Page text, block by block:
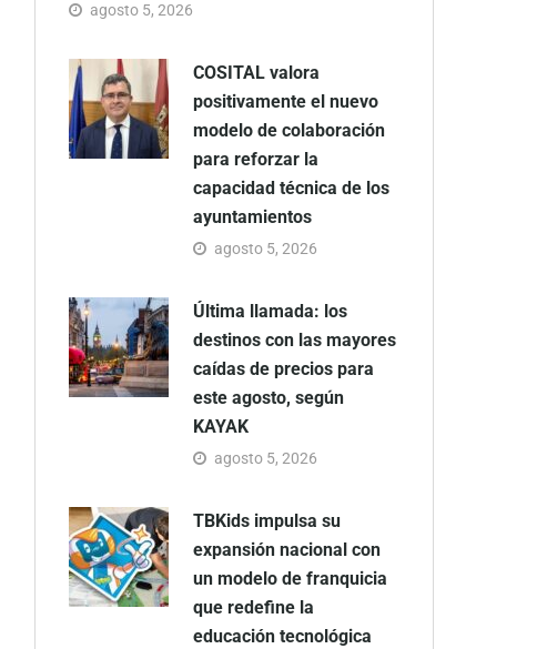
agosto 5, 2026
COSITAL valora
positivamente el nuevo
modelo de colaboración
para reforzar la
capacidad técnica de los
ayuntamientos
agosto 5, 2026
Última llamada: los
destinos con las mayores
caídas de precios para
este agosto, según
KAYAK
agosto 5, 2026
TBKids impulsa su
expansión nacional con
un modelo de franquicia
que redefine la
educación tecnológica